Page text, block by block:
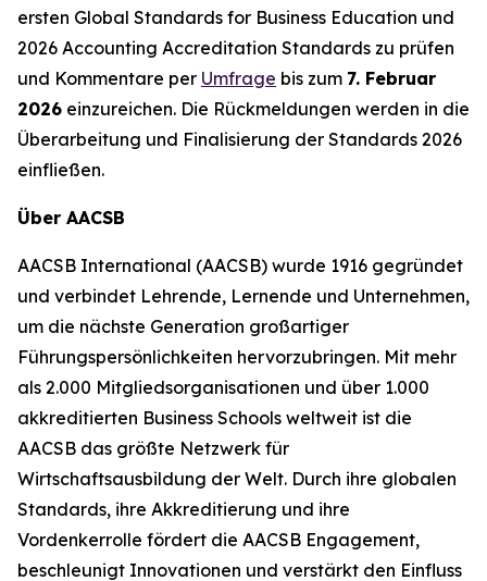
ersten Global Standards for Business Education und
2026 Accounting Accreditation Standards zu prüfen
und Kommentare per Umfrage bis zum 7. Februar
2026 einzureichen. Die Rückmeldungen werden in die
Überarbeitung und Finalisierung der Standards 2026
einfließen.
Über AACSB
AACSB International (AACSB) wurde 1916 gegründet
und verbindet Lehrende, Lernende und Unternehmen,
um die nächste Generation großartiger
Führungspersönlichkeiten hervorzubringen. Mit mehr
als 2.000 Mitgliedsorganisationen und über 1.000
akkreditierten Business Schools weltweit ist die
AACSB das größte Netzwerk für
Wirtschaftsausbildung der Welt. Durch ihre globalen
Standards, ihre Akkreditierung und ihre
Vordenkerrolle fördert die AACSB Engagement,
beschleunigt Innovationen und verstärkt den Einfluss